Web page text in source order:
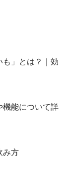
も」とは？｜効
機能について詳
み方